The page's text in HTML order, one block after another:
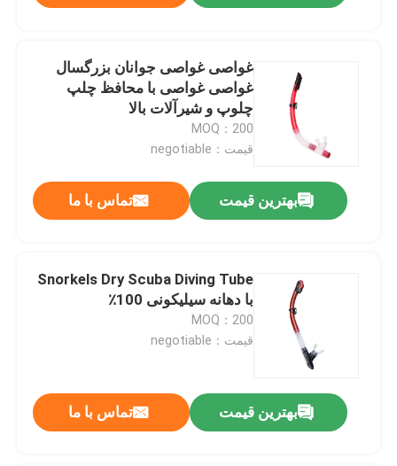
غواصی غواصی جوانان بزرگسال
غواصی غواصی با محافظ چلپ
چلوپ و شیرآلات بالا
MOQ：200
قیمت：negotiable
بهترین قیمت تماس با ما
Snorkels Dry Scuba Diving Tube
با دهانه سیلیکونی 100٪
MOQ：200
قیمت：negotiable
بهترین قیمت تماس با ما